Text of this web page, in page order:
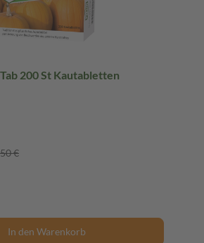
200 St Kautabletten
€
In den Warenkorb